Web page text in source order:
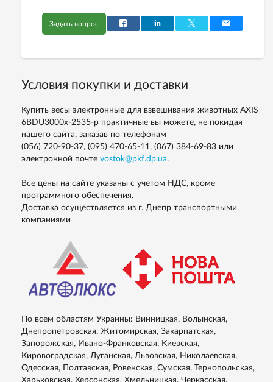
Задать вопрос
Условия покупки и доставки
Купить весы электронные для взвешивания животных AXIS
6BDU3000х-2535-р практичные вы можете, не покидая
нашего сайта, заказав по телефонам
(056) 720-90-37, (095) 470-65-11, (067) 384-69-83 или
электронной почте vostok@pkf.dp.ua.
Все цены на сайте указаны с учетом НДС, кроме
программного обеспечения.
Доставка осуществляется из г. Днепр транспортными
компаниями
По всем областям Украины: Винницкая, Волынская,
Днепропетровская, Житомирская, Закарпатская,
Запорожская, Ивано-Франковская, Киевская,
Кировоградская, Луганская, Львовская, Николаевская,
Одесская, Полтавская, Ровенская, Сумская, Тернопольская,
Харьковская, Херсонская, Хмельницкая, Черкасская,